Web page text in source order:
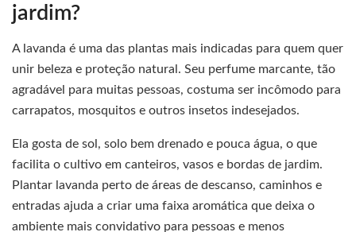
jardim?
A lavanda é uma das plantas mais indicadas para quem quer
unir beleza e proteção natural. Seu perfume marcante, tão
agradável para muitas pessoas, costuma ser incômodo para
carrapatos, mosquitos e outros insetos indesejados.
Ela gosta de sol, solo bem drenado e pouca água, o que
facilita o cultivo em canteiros, vasos e bordas de jardim.
Plantar lavanda perto de áreas de descanso, caminhos e
entradas ajuda a criar uma faixa aromática que deixa o
ambiente mais convidativo para pessoas e menos